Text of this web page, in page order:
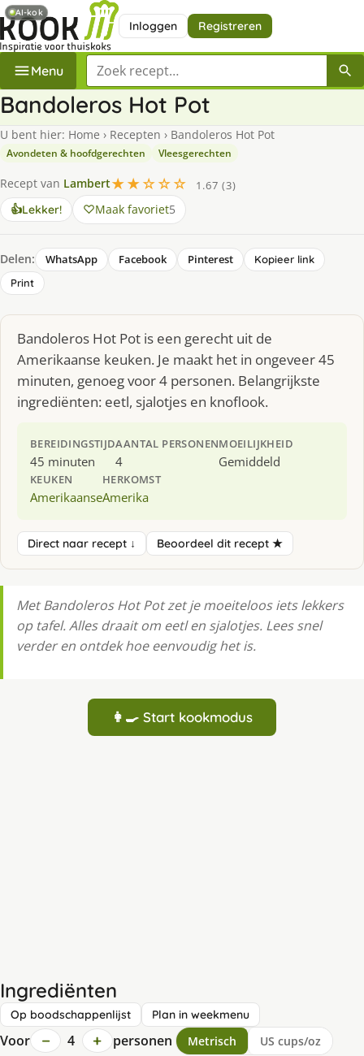
Inloggen Registreren
Menu Zoek een recept
Bandoleros Hot Pot
U bent hier: Home › Recepten › Bandoleros Hot Pot
Avondeten & hoofdgerechten Vleesgerechten
Recept van Lambert★★☆☆☆
1.67 (3)
👍Lekker! Maak favoriet5
Delen: WhatsApp Facebook Pinterest
Kopieer link
Print
Bandoleros Hot Pot is een gerecht uit de
Amerikaanse keuken. Je maakt het in ongeveer 45
minuten, genoeg voor 4 personen. Belangrijkste
ingrediënten: eetl, sjalotjes en knoflook.
BEREIDINGSTIJD
45 minuten
AANTAL PERSONEN
4
MOEILIJKHEID
Gemiddeld
KEUKEN
Amerikaanse
HERKOMST
Amerika
Direct naar recept ↓ Beoordeel dit recept ★
Met Bandoleros Hot Pot zet je moeiteloos iets lekkers
op tafel. Alles draait om eetl en sjalotjes. Lees snel
verder en ontdek hoe eenvoudig het is.
👩‍🍳 Start kookmodus
Ingrediënten
Op boodschappenlijst Plan in weekmenu
Voor − 4 + personen Metrisch US cups/oz
AI-kok